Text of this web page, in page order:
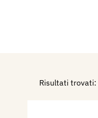
Risultati trovati: